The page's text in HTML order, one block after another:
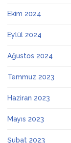
Ekim 2024
Eylül 2024
Ağustos 2024
Temmuz 2023
Haziran 2023
Mayıs 2023
Şubat 2023